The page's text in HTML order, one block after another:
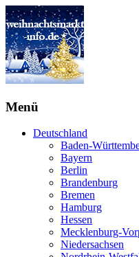
Menü
Deutschland
Baden-
Bayern
Berlin
Brandenburg
Bremen
Hamburg
Hessen
Mecklenburg-
Niedersachsen